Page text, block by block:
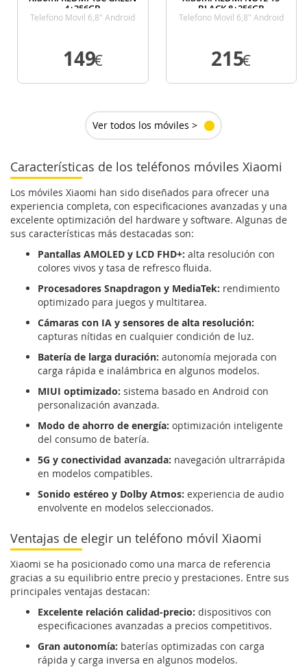
4+256GB
Telefono Movil 6,8" Android
149
€
BLACK 8+256GB
Telefono Movil 6,8" Android
215
€
Ver todos los móviles >
Características de los teléfonos móviles Xiaomi
Los móviles Xiaomi han sido diseñados para ofrecer una
experiencia completa, con especificaciones avanzadas y una
excelente optimización del hardware y software. Algunas de
sus características más destacadas son:
Pantallas AMOLED y LCD FHD+: alta resolución con
colores vivos y tasa de refresco fluida.
Procesadores Snapdragon y MediaTek: rendimiento
optimizado para juegos y multitarea.
Cámaras con IA y sensores de alta resolución:
capturas nítidas en cualquier condición de luz.
Batería de larga duración: autonomía mejorada con
carga rápida e inalámbrica en algunos modelos.
MIUI optimizado: sistema basado en Android con
personalización avanzada.
Modo de ahorro de energía: optimización inteligente
del consumo de batería.
5G y conectividad avanzada: navegación ultrarrápida
en modelos compatibles.
Sonido estéreo y Dolby Atmos: experiencia de audio
envolvente en modelos seleccionados.
Ventajas de elegir un teléfono móvil Xiaomi
Xiaomi se ha posicionado como una marca de referencia
gracias a su equilibrio entre precio y prestaciones. Entre sus
principales ventajas destacan:
Excelente relación calidad-precio: dispositivos con
especificaciones avanzadas a precios competitivos.
Gran autonomía: baterías optimizadas con carga
rápida y carga inversa en algunos modelos.